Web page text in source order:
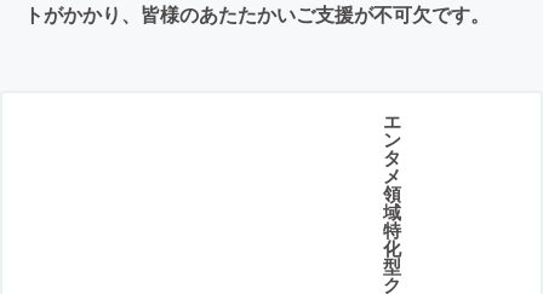
トがかかり、皆様のあたたかいご支援が不可欠です。
エ
ン
タ
メ
領
域
特
化
型
ク